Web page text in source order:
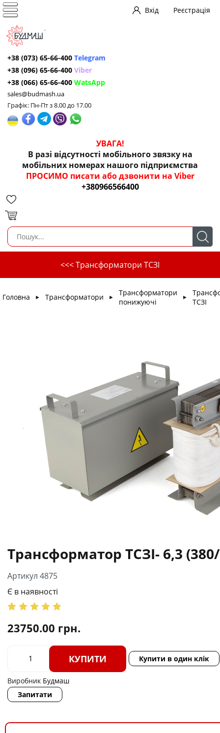
Вхід Реєстрація
+38 (073) 65-66-400 Telegram
+38 (096) 65-66-400 Viber
+38 (066) 65-66-400 WatsApp
sales@budmash.ua
Графік: Пн-Пт з 8.00 до 17.00
УВАГА!
В разі відсутності мобільного звязку на
мобільних номерах нашого підприємства
ПРОСИМО писати або дзвонити на Viber
+380966566400
<<< Трансформатори ТСЗІ
Головна ► Трансформатори ►
Трансформатори
понижуючі
►
ТСЗІ
Трансформатор ТСЗІ- 6,3
Артикул 4875
Є в наявності
23750.00 грн.
КУПИТИ Купити в один клік
Виробник Будмаш
Запитати